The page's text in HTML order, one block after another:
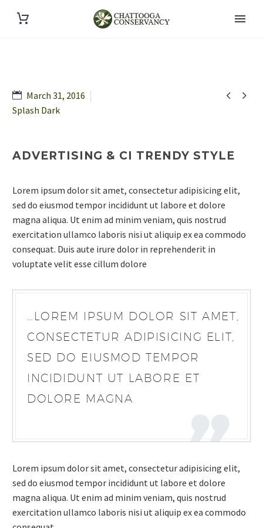
 
March 31, 2016
Splash Dark
ADVERTISING & CI TRENDY STYLE
Lorem ipsum dolor sit amet, consectetur adipisicing elit,
sed do eiusmod tempor incididunt ut labore et dolore
magna aliqua. Ut enim ad minim veniam, quis nostrud
exercitation ullamco laboris nisi ut aliquip ex ea commodo
consequat. Duis aute irure dolor in reprehenderit in
voluptate velit esse cillum dolore
…LOREM IPSUM DOLOR SIT AMET,
CONSECTETUR ADIPISICING ELIT,
SED DO EIUSMOD TEMPOR
INCIDIDUNT UT LABORE ET
DOLORE MAGNA
Lorem ipsum dolor sit amet, consectetur adipisicing elit,
sed do eiusmod tempor incididunt ut labore et dolore
magna aliqua. Ut enim ad minim veniam, quis nostrud
exercitation ullamco laboris nisi ut aliquip ex ea commodo